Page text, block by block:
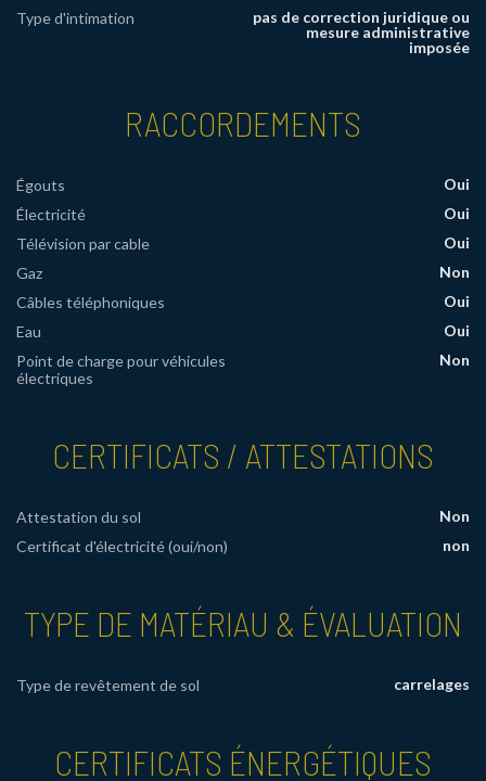
Type d'intimation
pas de correction juridique ou
mesure administrative
imposée
RACCORDEMENTS
Égouts
Oui
Électricité
Oui
Télévision par cable
Oui
Gaz
Non
Câbles téléphoniques
Oui
Eau
Oui
Point de charge pour véhicules
électriques
Non
CERTIFICATS / ATTESTATIONS
Attestation du sol
Non
Certificat d'électricité (oui/non)
non
TYPE DE MATÉRIAU & ÉVALUATION
Type de revêtement de sol carrelages
CERTIFICATS ÉNERGÉTIQUES